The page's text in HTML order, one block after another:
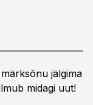
jälgima
midagi uut!